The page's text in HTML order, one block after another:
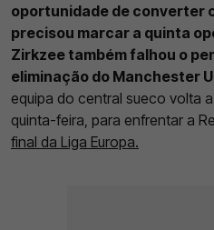
oportunidade de converter
precisou marcar a quinta
Zirkzee também falhou o
eliminação do Manchester
equipa do central sueco volta
quinta-feira, para enfrentar a
final da Liga Europa.